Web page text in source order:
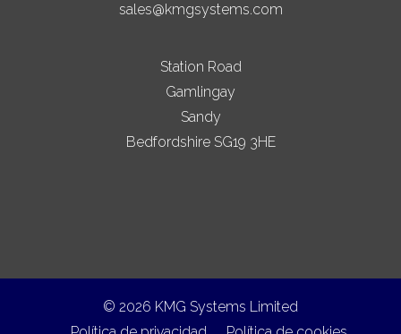
sales@kmgsystems.com
Station Road
Gamlingay
Sandy
Bedfordshire SG19 3HE
© 2026 KMG Systems Limited